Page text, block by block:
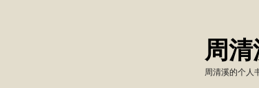
周
周清溪的个人